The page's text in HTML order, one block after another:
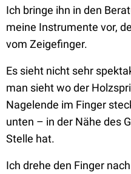
Ich bringe ihn in den
meine Instrumente vor,
vom Zeigefinger.
Es sieht nicht sehr
man sieht wo der
Nagelende im Finger
unten – in der Nähe des
Stelle hat.
Ich drehe den Finger